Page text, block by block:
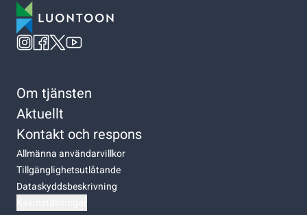
Om tjänsten
Aktuellt
Kontakt och respons
Allmänna användarvillkor
Tillgänglighetsutlåtande
Dataskyddsbeskrivning